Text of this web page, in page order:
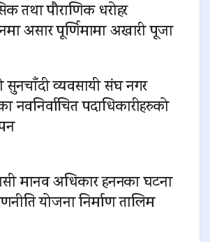
तथा पौराणिक धरोहर
असार पूर्णिमामा अखारी पूजा
सुनचाँदी व्यवसायी संघ नगर
नवनिर्वाचित पदाधिकारीहरुको
मानव अधिकार हननका घटना
योजना निर्माण तालिम